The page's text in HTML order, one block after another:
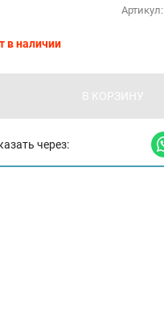
Артикул:
в наличии
В КОРЗИНУ
через: